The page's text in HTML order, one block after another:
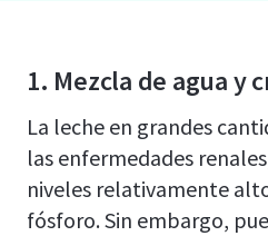
1. Mezcla de agua y
La leche en grandes
las enfermedades
niveles relativamente
fósforo. Sin embargo,